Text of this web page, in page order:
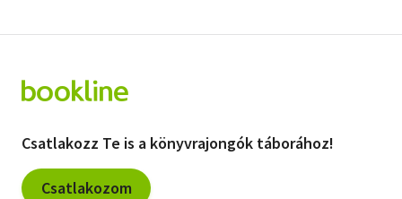
Csatlakozz Te is a könyvrajongók táborához!
Csatlakozom